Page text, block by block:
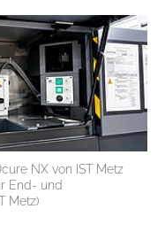
NX von IST Metz
End- und
Metz)